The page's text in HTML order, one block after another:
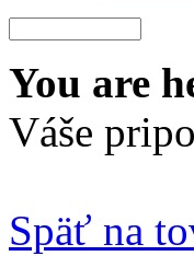
You are
Váše
Späť na